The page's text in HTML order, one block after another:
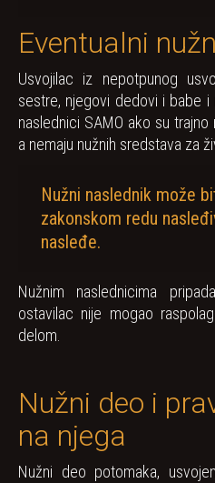
Eventualni
Usvojilac iz nepotpunog
sestre, njegovi dedovi i babe
naslednici SAMO ako su
a nemaju nužnih sredstava za
Nužni naslednik može
zakonskom redu
nasleđe.
Nužnim naslednicima
ostavilac nije mogao
delom.
Nužni deo i
na njega
Nužni deo potomaka,